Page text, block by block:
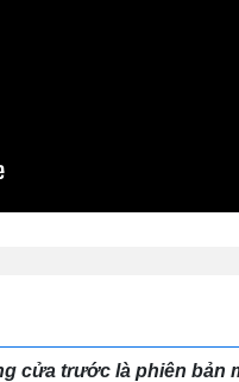
cửa trước là phiên bản